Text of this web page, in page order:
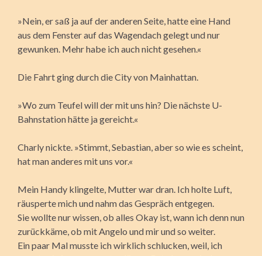
»Nein, er saß ja auf der anderen Seite, hatte eine Hand
aus dem Fenster auf das Wagendach gelegt und nur
gewunken. Mehr habe ich auch nicht gesehen.«
Die Fahrt ging durch die City von Mainhattan.
»Wo zum Teufel will der mit uns hin? Die nächste U-
Bahnstation hätte ja gereicht.«
Charly nickte. »Stimmt, Sebastian, aber so wie es scheint,
hat man anderes mit uns vor.«
Mein Handy klingelte, Mutter war dran. Ich holte Luft,
räusperte mich und nahm das Gespräch entgegen.
Sie wollte nur wissen, ob alles Okay ist, wann ich denn nun
zurückkäme, ob mit Angelo und mir und so weiter.
Ein paar Mal musste ich wirklich schlucken, weil, ich